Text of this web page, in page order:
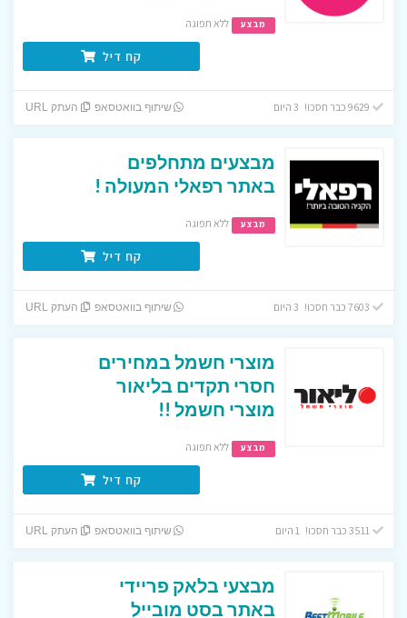
מבצע ללא תפוגה
קח דיל
שיתוף בוואטסאפ העתק URL
מבצעים מתחלפים
באתר רפאלי המעולה !
מבצע ללא תפוגה
קח דיל
שיתוף בוואטסאפ העתק URL
מוצרי חשמל במחירים
חסרי תקדים בליאור
מוצרי חשמל !!
מבצע ללא תפוגה
קח דיל
שיתוף בוואטסאפ העתק URL
מבצעי בלאק פריידי
באתר בסט מובייל